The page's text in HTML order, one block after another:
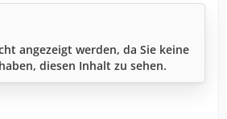
angezeigt werden, da Sie keine
diesen Inhalt zu sehen.